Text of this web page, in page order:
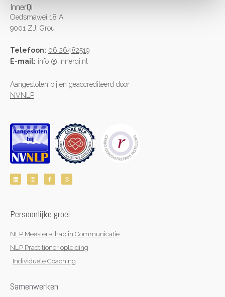
InnerQi
Oedsmawei 18 A
9001 ZJ, Grou
Telefoon: 06 26482519
E-mail: info @ innerqi.nl
Aangesloten bij en geaccrediteerd door
NVNLP
L
i
n
I
n
s
m
F
a
c
-
W
h
a
p
Persoonlijke groei
NLP Meesterschap in Communicatie
NLP Practitioner opleiding
Individuele Coaching
Samenwerken